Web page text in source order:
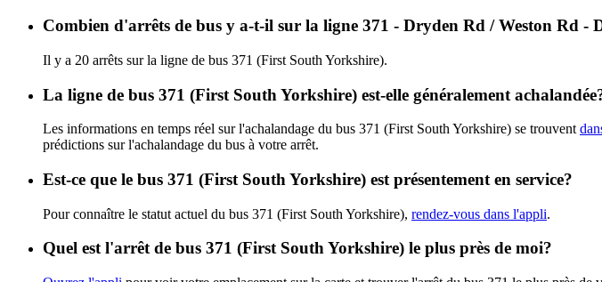
Combien d'arrêts de bus y a-t-il sur la ligne 371 - Dryden Rd / Weston Rd -
Il y a 20 arrêts sur la ligne de bus 371 (First South Yorkshire).
La ligne de bus 371 (First South Yorkshire) est-elle généralement
Les informations en temps réel sur l'achalandage du bus 371 (First South Yorkshire) se trouvent
prédictions sur l'achalandage du bus à votre arrêt.
Est-ce que le bus 371 (First South Yorkshire) est présentement en service?
Pour connaître le statut actuel du bus 371 (First South Yorkshire), rendez-vous dans l'appli.
Quel est l'arrêt de bus 371 (First South Yorkshire) le plus près de moi?